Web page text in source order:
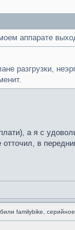
аппарате
разгрузки,
а я с
в
familybike,